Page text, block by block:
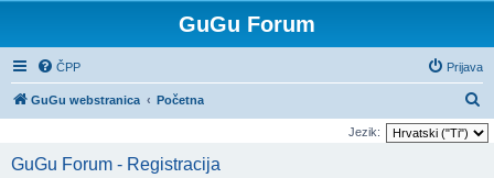
GuGu Forum
ČPP Prijava
GuGu webstranica Početna
r
Jezik:
GuGu Forum - Registracija